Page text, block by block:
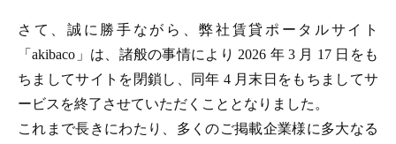
さて、誠に勝手ながら、弊社賃貸ポータルサイト
「akibaco」は、諸般の事情により 2026 年 3 月 17 日をも
ちましてサイトを閉鎖し、同年 4 月末日をもちましてサ
ービスを終了させていただくこととなりました。
これまで長きにわたり、多くのご掲載企業様に多大なる